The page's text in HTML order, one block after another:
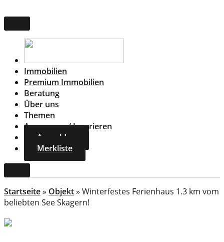
Inhalt
springen
Immobilien
Premium Immobilien
Beratung
Über uns
Themen
Annonsera / Inserieren
Anmelden
Merkliste
Startseite» Objekt» Winterfestes Ferienhaus 1.3 km vom
beliebten See Skagern!